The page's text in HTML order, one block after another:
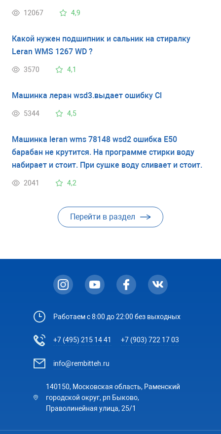
12067 4,9
Какой нужен подшипник и сальник на стиралку
Leran WMS 1267 WD ?
3570 4,1
Машинка леран wsd3.выдает ошибку Cl
5344 4,5
Машинка leran wms 78148 wsd2 ошибка E50
барабан не крутится. На программе стирки воду
набирает и стоит. При сушке воду сливает и стоит.
2041 4,2
Перейти в раздел
Работаем с 8:00 до 22:00 без выходных
+7 (495) 215 14 41 +7 (903) 722 17 03
info@rembitteh.ru
140150, Московская область, Раменский
городской округ, рп Быково,
Праволинейная улица, 25/1